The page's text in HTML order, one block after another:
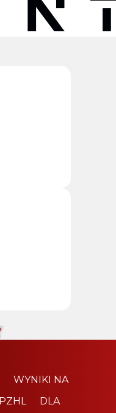
WYNIKI NA
PZHL
DLA